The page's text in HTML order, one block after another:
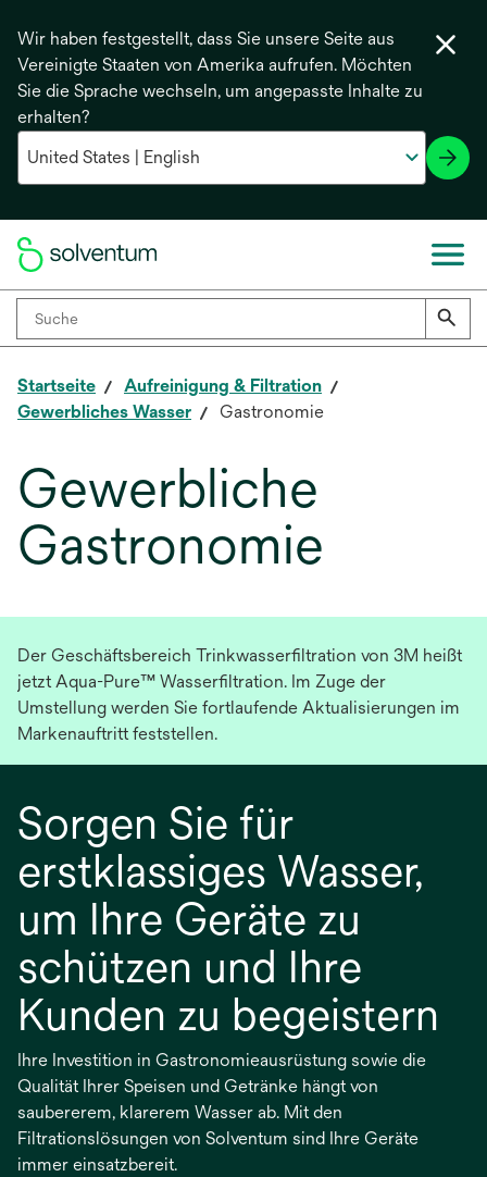
Wir haben festgestellt, dass Sie unsere Seite aus
Vereinigte Staaten von Amerika aufrufen. Möchten
Sie die Sprache wechseln, um angepasste Inhalte zu
erhalten?
Startseite
Aufreinigung & Filtration
Gewerbliches Wasser
Gastronomie
Gewerbliche
Gastronomie
Der Geschäftsbereich Trinkwasserfiltration von 3M heißt
jetzt Aqua-Pure™ Wasserfiltration. Im Zuge der
Umstellung werden Sie fortlaufende Aktualisierungen im
Markenauftritt feststellen.
Sorgen Sie für
erstklassiges Wasser,
um Ihre Geräte zu
schützen und Ihre
Kunden zu begeistern
Ihre Investition in Gastronomieausrüstung sowie die
Qualität Ihrer Speisen und Getränke hängt von
saubererem, klarerem Wasser ab. Mit den
Filtrationslösungen von Solventum sind Ihre Geräte
immer einsatzbereit.